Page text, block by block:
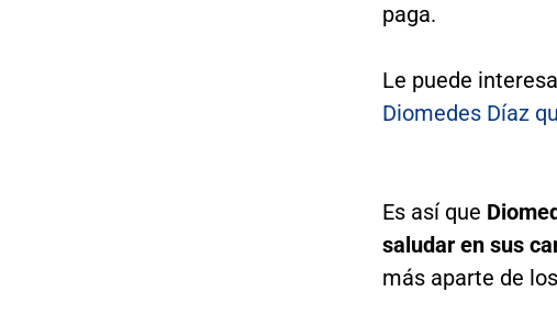
paga.
Le puede
Diomedes Díaz
Es así que
saludar en sus
más aparte de